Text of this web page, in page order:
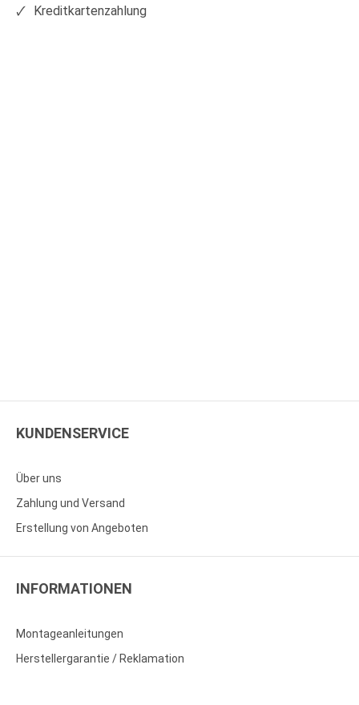
Kreditkartenzahlung
KUNDENSERVICE
Über uns
Zahlung und Versand
Erstellung von Angeboten
INFORMATIONEN
Montageanleitungen
Herstellergarantie / Reklamation